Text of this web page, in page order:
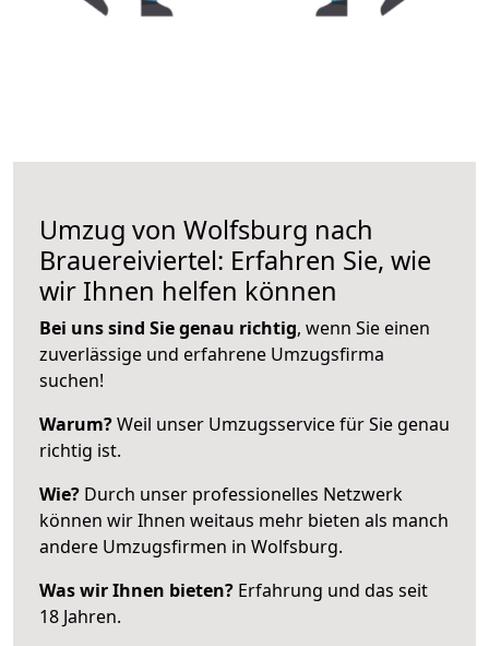
Umzug von Wolfsburg nach
Brauereiviertel: Erfahren Sie, wie
wir Ihnen helfen können
Bei uns sind Sie genau richtig, wenn Sie einen
zuverlässige und erfahrene Umzugsfirma
suchen!
Warum?Weil unser Umzugsservice für Sie genau
richtig ist.
Wie? Durch unser professionelles Netzwerk
können wir Ihnen weitaus mehr bieten als manch
andere Umzugsfirmen in Wolfsburg.
Was wir Ihnen bieten? Erfahrung und das seit
18 Jahren.